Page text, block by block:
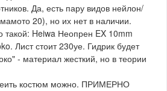
Да, есть пару видов нейлон/
20), но их нет в наличии.
такой: Heiwa Неопрен EX 10mm
Лист стоит 230уе. Гидрик будет
- материал жесткий, но в теории
костюм можно. ПРИМЕРНО